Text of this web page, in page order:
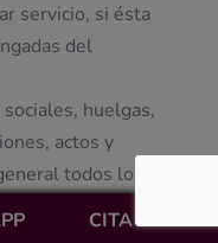
servicio, si ésta
del
huelgas,
actos y
todos los
caso fortuito.
CITA